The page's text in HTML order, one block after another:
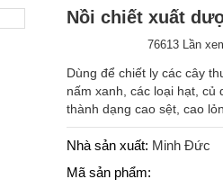
Nồi chiết xuất
76613 Lần
Dùng để chiết ly các cây
nấm xanh, các loại hạt, củ
thành dạng cao sệt, cao
Nhà sản xuất: Minh Đức
Mã sản phẩm: